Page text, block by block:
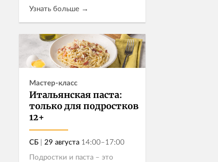
"Медовик" и нежного десерта
"Птичка"! Эти потрясающие
десерты станут идеальным
угощением для любог...
Узнать больше →
Записаться
Мастер-класс
Итальянская паста:
только для подростков
12+
СБ | 29 августа 14:00–17:00
Подростки и паста – это